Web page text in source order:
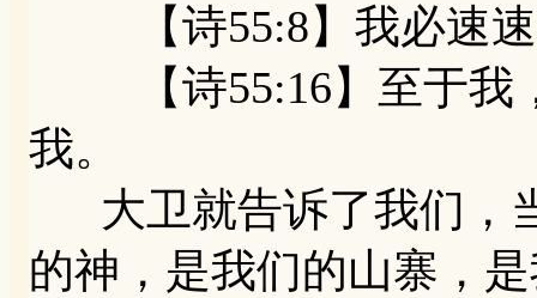
【诗55:8】我必速速
【诗55:16】至于我
我。
大卫就告诉了我们，
的神，是我们的山寨，